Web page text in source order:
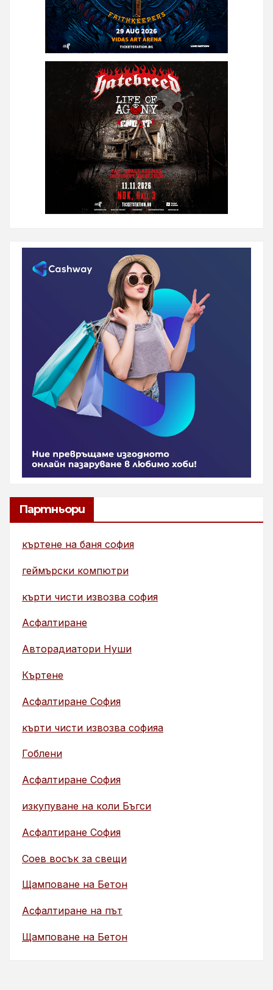
Партньори
къртене на баня софия
геймърски компютри
кърти чисти извозва софия
Асфалтиране
Авторадиатори Нуши
Къртене
Асфалтиране София
кърти чисти извозва софияа
Гоблени
Асфалтиране София
изкупуване на коли Бъгси
Асфалтиране София
Соев восък за свещи
Щамповане на Бетон
Асфалтиране на път
Щамповане на Бетон